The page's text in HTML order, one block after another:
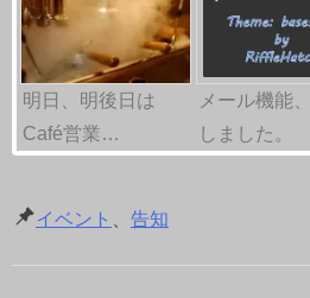
明日、明後日は
Café営業…
メール機能
しました。
イベント 告知